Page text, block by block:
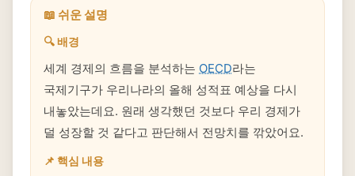
📖 쉬운 설명
🔍 배경
세계 경제의 흐름을 분석하는 OECD라는
국제기구가 우리나라의 올해 성적표 예상을 다시
내놓았는데요. 원래 생각했던 것보다 우리 경제가
덜 성장할 것 같다고 판단해서 전망치를 깎았어요.
📌 핵심 내용